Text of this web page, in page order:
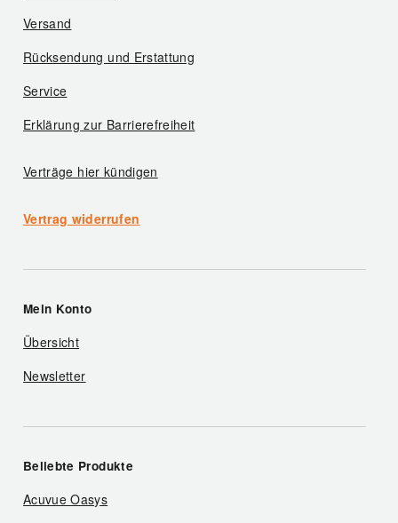
Versand
Rücksendung und Erstattung
Service
Erklärung zur Barrierefreiheit
Verträge hier kündigen
Vertrag widerrufen
Mein Konto
Übersicht
Newsletter
Beliebte Produkte
Acuvue Oasys